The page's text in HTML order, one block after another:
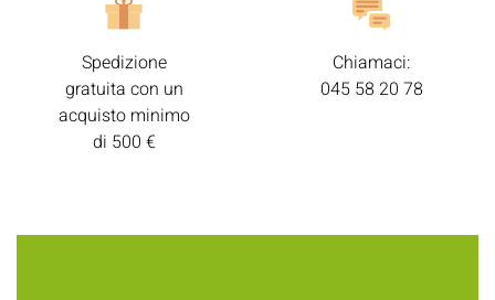
Spedizione
gratuita con un
acquisto minimo
di 500 €
Chiamaci:
045 58 20 78